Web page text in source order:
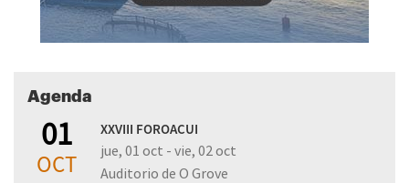
Agenda
01
OCT
XXVIII FOROACUI
jue, 01 oct - vie, 02 oct
Auditorio de O Grove